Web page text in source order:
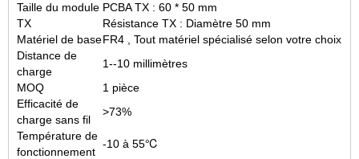
Taille du module
TX
PCBA TX : 60 * 50 mm
Résistance TX : Diamètre 50 mm
Matériel de baseFR4 , Tout matériel spécialisé selon votre choix
Distance de
charge
1--10 millimètres
MOQ
1 pièce
Efficacité de
charge sans fil
>73%
Température de
fonctionnement
-10 à 55℃